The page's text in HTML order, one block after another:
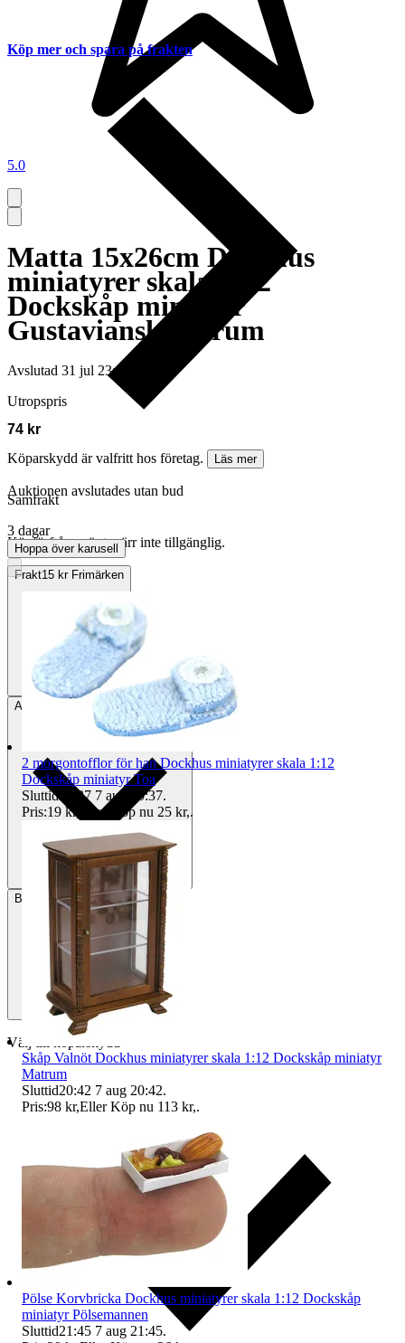
5.0
Matta 15x26cm Dockhus
miniatyrer skala 1:12
Dockskåp miniatyr
Gustaviansk Finrum
Avslutad 31 jul 23:38
Utropspris
74 kr
Köparskydd är valfritt hos företag.
Läs mer
Auktionen avslutades utan bud
Köpförfrågan är tyvärr inte tillgänglig.
Frakt15 kr Frimärken
Avhämtning Helsingborg, Sverige
BetalningVia Tradera
Välj till köparskydd
Köp mer och spara på frakten
Samfrakt
3 dagar
Hoppa över karusell
2 morgontofflor för han Dockhus miniatyrer skala 1:12
Dockskåp miniatyr Toa
Sluttid 20:37 7 aug 20:37.
Pris:19 kr Eller Köp nu 25 kr,.
Skåp Valnöt Dockhus miniatyrer skala 1:12 Dockskåp miniatyr
Matrum
Sluttid20:42 7 aug 20:42.
Pris:98 kr,Eller Köp nu 113 kr,.
Pölse Korvbricka Dockhus miniatyrer skala 1:12 Dockskåp
miniatyr Pölsemannen
Sluttid21:45 7 aug 21:45.